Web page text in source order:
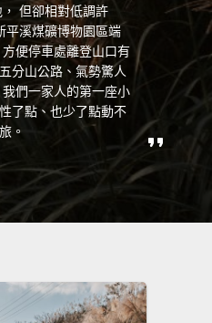
但卻相對低調許
平溪煤礦博物園區端
便停車處離登山口有
分山公路、氣勢驚人
們一家人的第一座小
了點、也少了點動不
。